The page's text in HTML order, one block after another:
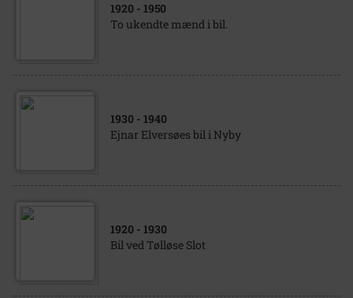
1920 - 1950
To ukendte mænd i bil.
1930 - 1940
Ejnar Elversøes bil i Nyby
1920 - 1930
Bil ved Tølløse Slot